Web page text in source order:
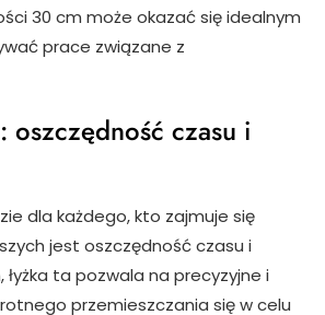
30 cm może okazać się idealnym
prace związane z
czasu i
dla każdego, kto zajmuje się
jest oszczędność czasu i
ta pozwala na precyzyjne i
przemieszczania się w celu